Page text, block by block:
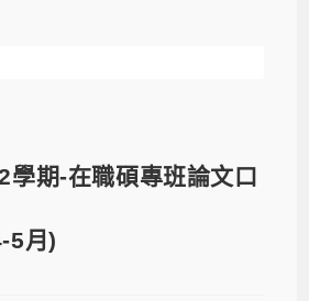
學期-在職碩專班論文口
5月)